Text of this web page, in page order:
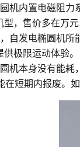
机内置电磁阻
，售价多在万
自发电椭圆机
极限运动体验。
机本身没有能
短期内报废。